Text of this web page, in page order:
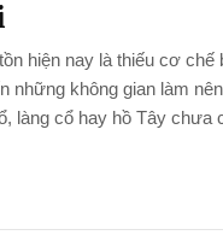
hiện nay là thiếu cơ chế
những không gian làm
làng cổ hay hồ Tây chưa